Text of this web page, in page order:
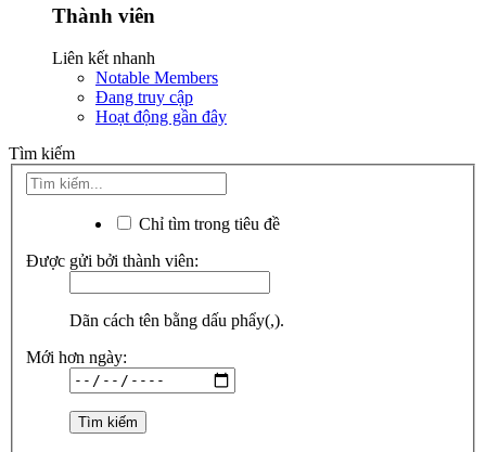
Thành viên
Liên kết nhanh
Notable Members
Đang truy cập
Hoạt động gần đây
Tìm kiếm
Chỉ tìm trong tiêu đề
Được gửi bởi thành viên:
Dãn cách tên bằng dấu phẩy(,).
Mới hơn ngày: